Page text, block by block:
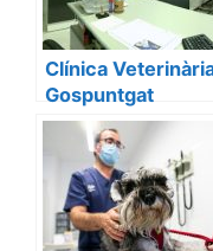
Clínica
Gospuntgat